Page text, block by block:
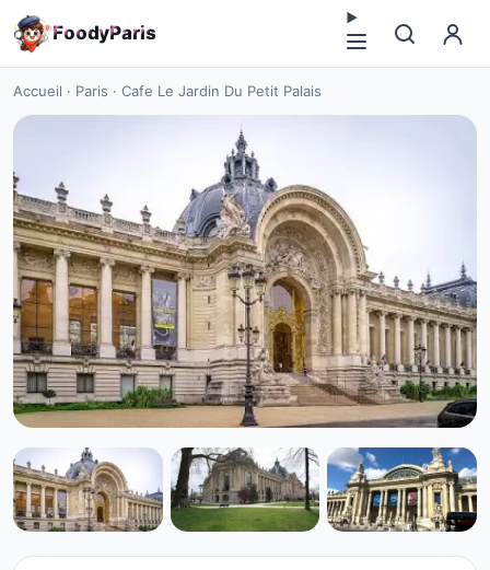
FoodyParis
Accueil · Paris · Cafe Le Jardin Du Petit Palais
CUISINE EUROPÉENNE
Cafe Le Jardin Du Petit